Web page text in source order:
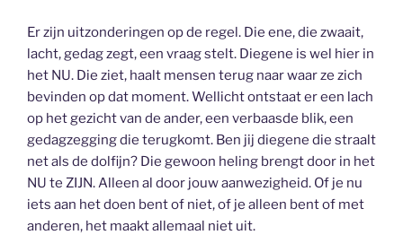
Er zijn uitzonderingen op de regel. Die ene, die zwaait,
lacht, gedag zegt, een vraag stelt. Diegene is wel hier in
het NU. Die ziet, haalt mensen terug naar waar ze zich
bevinden op dat moment. Wellicht ontstaat er een lach
op het gezicht van de ander, een verbaasde blik, een
gedagzegging die terugkomt. Ben jij diegene die straalt
net als de dolfijn? Die gewoon heling brengt door in het
NU te ZIJN. Alleen al door jouw aanwezigheid. Of je nu
iets aan het doen bent of niet, of je alleen bent of met
anderen, het maakt allemaal niet uit.